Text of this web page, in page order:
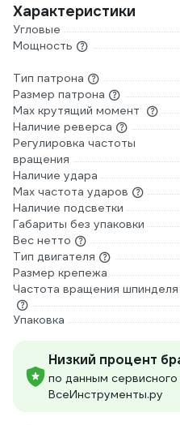
Характеристики
Угловые
Мощность
Тип патрона
Размер патрона
Max крутящий момент
Наличие реверса
Регулировка частоты
вращения
Наличие удара
Мах частота ударов
Наличие подсветки
Габариты без упаковки
Вес нетто
Тип двигателя
Размер крепежа
Частота вращения шпинделя
Упаковка
Низкий процент
по данным
ВсеИнструменты.ру